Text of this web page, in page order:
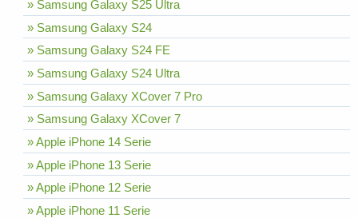
» Samsung Galaxy S25 Ultra
» Samsung Galaxy S24
» Samsung Galaxy S24 FE
» Samsung Galaxy S24 Ultra
» Samsung Galaxy XCover 7 Pro
» Samsung Galaxy XCover 7
» Apple iPhone 14 Serie
» Apple iPhone 13 Serie
» Apple iPhone 12 Serie
» Apple iPhone 11 Serie